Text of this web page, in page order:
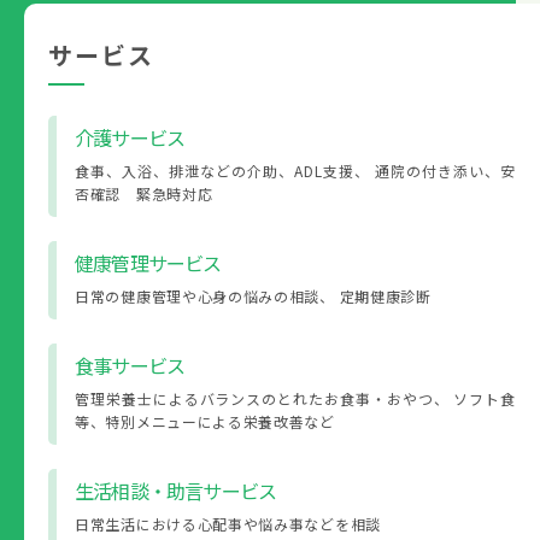
サービス
介護サービス
食事、入浴、排泄などの介助、ADL支援、 通院の付き添い、安
否確認 緊急時対応
健康管理サービス
日常の健康管理や心身の悩みの相談、 定期健康診断
食事サービス
管理栄養士によるバランスのとれたお食事・おやつ、 ソフト食
等、特別メニューによる栄養改善など
生活相談・助言サービス
日常生活における心配事や悩み事などを相談